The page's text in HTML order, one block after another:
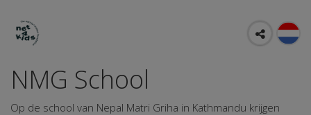
NMG School
Op de school van Nepal Matri Griha in Kathmandu krijgen